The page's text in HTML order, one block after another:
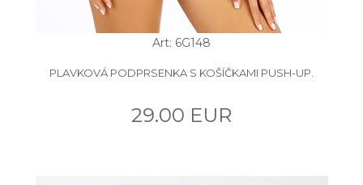
Art: 6G148
PLAVKOVÁ PODPRSENKA S KOŠÍČKAMI PUSH-UP.
29.00 EUR